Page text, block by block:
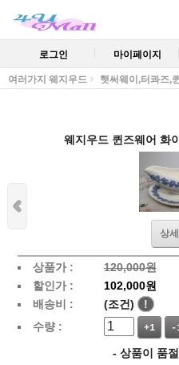
로그인 마이페이지
여러가지 웨지우드 햇써웨이,터콰즈,
웨지우드 퀸즈웨어 화
상세
상품가 :
120,000원
할인가 :
102,000원
배송비 :
(조건)
!
수량 :
+1 -
- 상품이 품